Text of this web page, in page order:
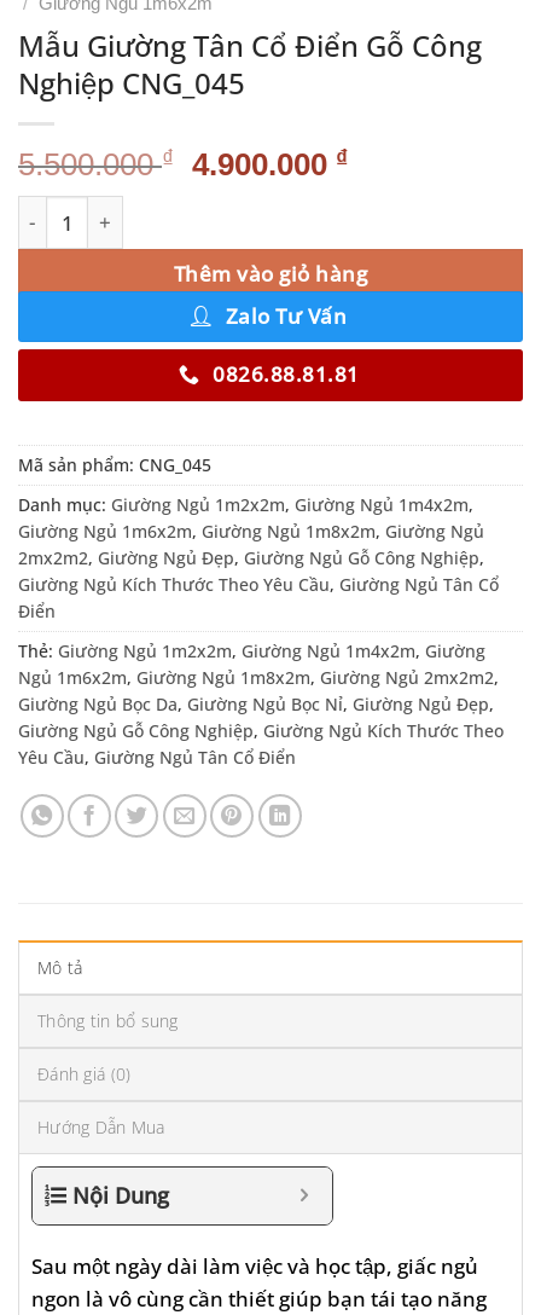
Mẫu Giường Tân Cổ Điển Gỗ Công
Nghiệp CNG_045
5.500.000₫ Giá
5.500.000 ₫.
4.900.000 ₫Giá
là:
4.900.000 ₫.
Mẫu Giường Tân Cổ Điển Gỗ Công Nghiệp CNG_045 số
Thêm vào giỏ hàng
Alternative:
Zalo Tư Vấn
0826.88.81.81
Mã sản phẩm: CNG_045
Danh mục: Giường Ngủ 1m2x2m, Giường Ngủ 1m4x2m,
Giường Ngủ 1m6x2m, Giường Ngủ 1m8x2m, Giường Ngủ
2mx2m2, Giường Ngủ Đẹp, Giường Ngủ Gỗ Công Nghiệp,
Giường Ngủ Kích Thước Theo Yêu Cầu, Giường Ngủ Tân Cổ
Điển
Thẻ: Giường Ngủ 1m2x2m, Giường Ngủ 1m4x2m, Giường
Ngủ 1m6x2m, Giường Ngủ 1m8x2m, Giường Ngủ 2mx2m2,
Giường Ngủ Bọc Da, Giường Ngủ Bọc Nỉ, Giường Ngủ Đẹp,
Giường Ngủ Gỗ Công Nghiệp, Giường Ngủ Kích Thước Theo
Yêu Cầu, Giường Ngủ Tân Cổ Điển
Mô tả
Thông tin bổ sung
Đánh giá (0)
Hướng Dẫn Mua
Nội Dung
Sau một ngày dài làm việc và học tập, giấc ngủ
ngon là vô cùng cần thiết giúp bạn tái tạo năng